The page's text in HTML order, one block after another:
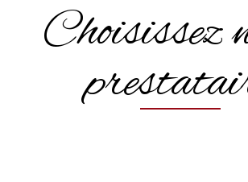
Choisissez